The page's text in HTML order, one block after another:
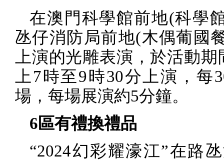
在澳門科學館前地(科學
氹仔消防局前地(木偶葡國
上演的光雕表演，於活動
上 7時至9時30分上演，每
場，每場展演約5分鐘。
6區有禮換禮品
“2024幻彩耀濠江”在路